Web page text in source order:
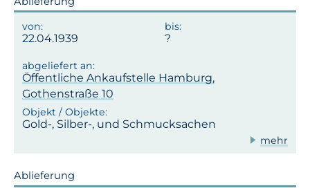
22.04.1939
Öffentliche Ankaufstelle Hamburg,
Gothenstraße 10
Gold-, Silber-, und Schmucksachen
mehr
Ablieferung